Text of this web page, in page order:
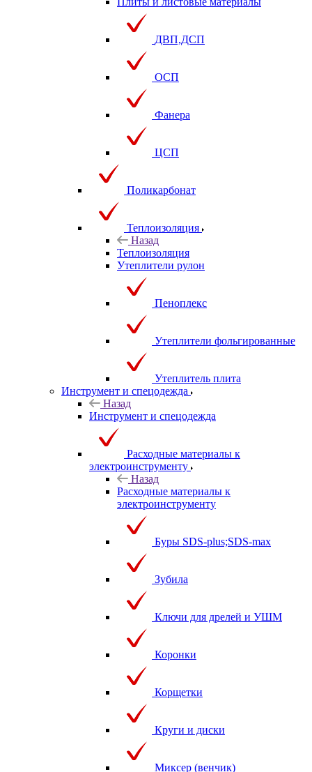
ДВП,ДСП
ОСП
Фанера
ЦСП
Поликарбонат
Теплоизоляция
Назад
Теплоизоляция
Утеплители рулон
Пеноплекс
Утеплители фольгированные
Утеплитель плита
Инструмент и спецодежда
Назад
Инструмент и спецодежда
Расходные материалы к
электроинструменту
Назад
Расходные материалы к
электроинструменту
Буры SDS-plus;SDS-max
Зубила
Ключи для дрелей и УШМ
Коронки
Корщетки
Круги и диски
Миксер (венчик)